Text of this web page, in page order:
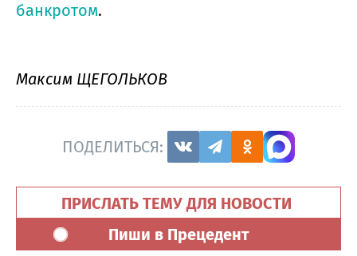
банкротом.
Максим ЩЕГОЛЬКОВ
ПОДЕЛИТЬСЯ:
ПРИСЛАТЬ ТЕМУ ДЛЯ НОВОСТИ
Пиши в Прецедент